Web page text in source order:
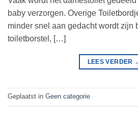
baby verzorgen. Overige
minder snel aan gedacht wordt zijn
toiletborstel, […]
LEES VERDER
Geplaatst in Geen categorie